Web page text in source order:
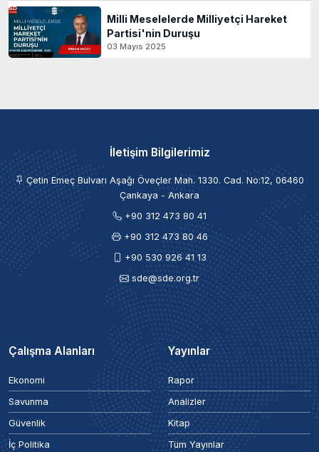
Milli Meselelerde Milliyetçi Hareket
Partisi'nin Duruşu
03 Mayıs 2025
İletişim Bilgilerimiz
Çetin Emeç Bulvarı Aşağı Öveçler Mah. 1330. Cad. No:12, 06460
Çankaya - Ankara
+90 312 473 80 41
+90 312 473 80 46
+90 530 926 41 13
sde@sde.org.tr
Çalışma Alanları
Ekonomi
Savunma
Güvenlik
İç Politika
Yayınlar
Rapor
Analizler
Kitap
Tüm Yayınlar